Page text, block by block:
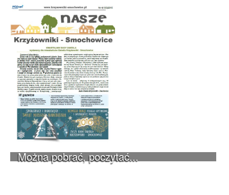
Można pobrać, poczytać...